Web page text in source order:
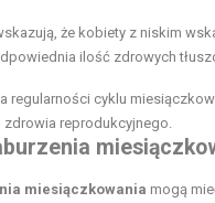
że kobiety z niskim
ilość zdrowych
regularności cyklu
reprodukcyjnego.
miesiączkowania mogą